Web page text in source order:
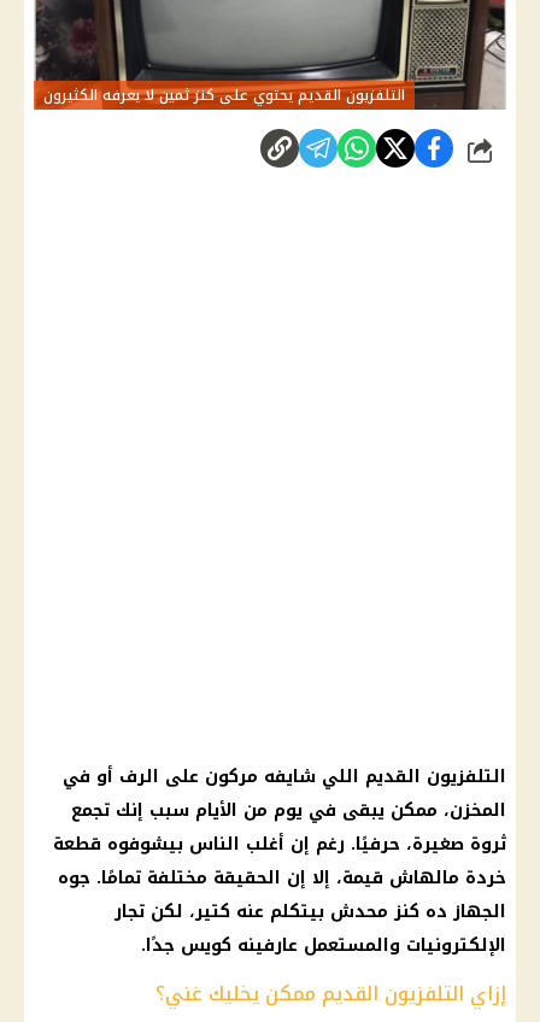
التلفزيون القديم يحتوي على كنز ثمين لا يعرفه الكثيرون
شارك
التلفزيون القديم اللي شايفه مركون على الرف أو في
المخزن، ممكن يبقى في يوم من الأيام سبب إنك تجمع
ثروة صغيرة، حرفيًا. رغم إن أغلب الناس بيشوفوه قطعة
خردة مالهاش قيمة، إلا إن الحقيقة مختلفة تمامًا. جوه
الجهاز ده كنز محدش بيتكلم عنه كتير، لكن تجار
الإلكترونيات والمستعمل عارفينه كويس جدًا.
إزاي التلفزيون القديم ممكن يخليك غني؟